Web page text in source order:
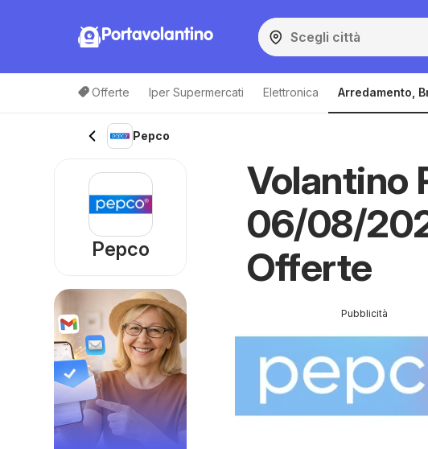
Portavolantino
Offerte Iper Supermercati Elettronica Arredamento,
Pepco
Volantino
06/08/
Offerte
Pubblicità
Pepco